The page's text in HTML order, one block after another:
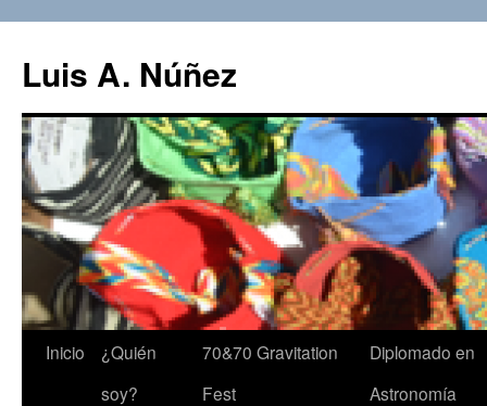
Luis A. Núñez
Saltar
Inicio
¿Quién
soy?
70&70 Gravitation
Fest
Diplomado en
Astronomía